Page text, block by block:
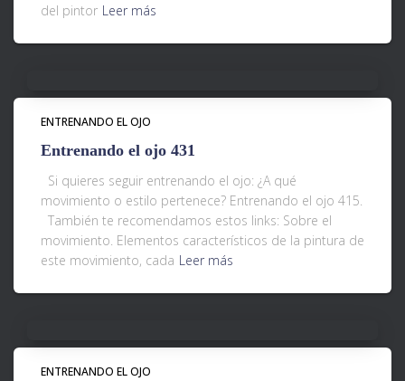
del pintor Leer más
ENTRENANDO EL OJO
Entrenando el ojo 431
Si quieres seguir entrenando el ojo: ¿A qué
movimiento o estilo pertenece? Entrenando el ojo 415.
También te recomendamos estos links: Sobre el
movimiento. Elementos característicos de la pintura de
este movimiento, cada Leer más
ENTRENANDO EL OJO